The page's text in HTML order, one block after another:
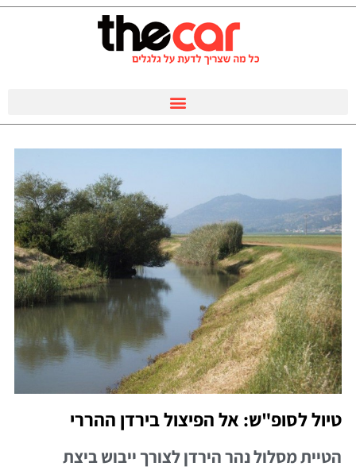
טיול לסופ"ש: אל הפיצול בירדן ההררי
הטיית מסלול נהר הירדן לצורך ייבוש ביצת